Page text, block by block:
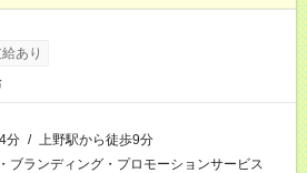
あり
分 / 上野駅から徒歩9分
ブランディング・プロモーションサービス